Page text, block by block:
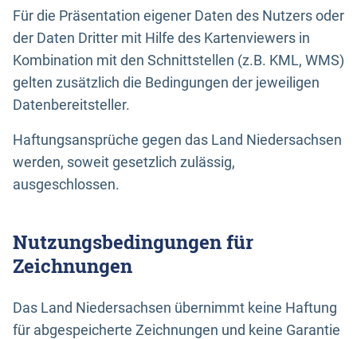
Für die Präsentation eigener Daten des Nutzers oder
der Daten Dritter mit Hilfe des Kartenviewers in
Kombination mit den Schnittstellen (z.B. KML, WMS)
gelten zusätzlich die Bedingungen der jeweiligen
Datenbereitsteller.
Haftungsansprüche gegen das Land Niedersachsen
werden, soweit gesetzlich zulässig,
ausgeschlossen.
Nutzungsbedingungen für
Zeichnungen
Das Land Niedersachsen übernimmt keine Haftung
für abgespeicherte Zeichnungen und keine Garantie